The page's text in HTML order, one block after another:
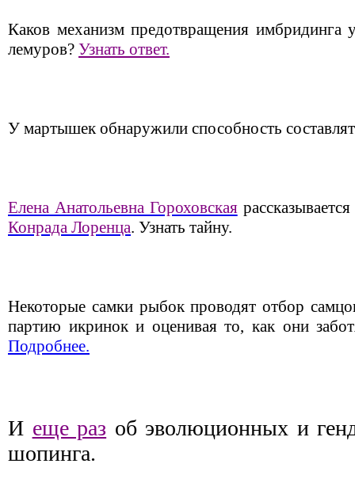
Каков механизм предотвращения имбридинга
лемуров? Узнать ответ.
У мартышек обнаружили способность
Елена Анатольевна Гороховская
Конрада Лоренца. Узнать тайну.
Некоторые самки рыбок проводят отбор
партию икринок и оценивая то, как они
Подробнее.
И еще раз об эволюционных и
шопинга.